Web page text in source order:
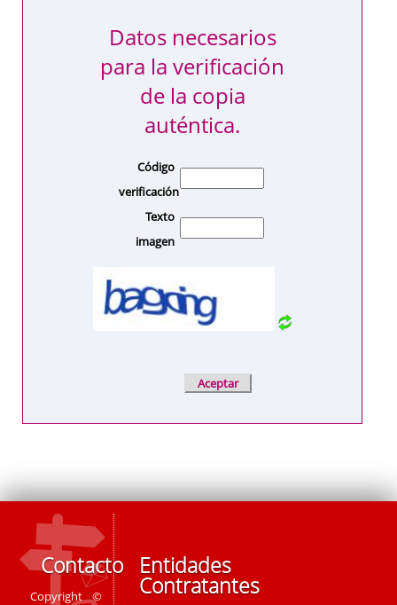
Datos necesarios
para la verificación
de la copia
auténtica.
Código
verificación
Texto
imagen
Contacto
Copyright ©
Entidades
Contratantes